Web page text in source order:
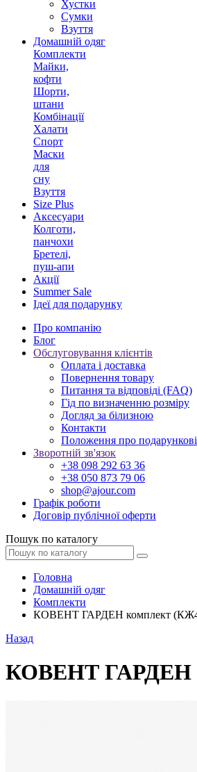
Хустки
Сумки
Взуття
Домашній одяг
Комплекти
Майки,
кофти
Шорти,
штани
Комбінації
Халати
Спорт
Маски
для
сну
Взуття
Size Plus
Аксесуари
Колготи,
панчохи
Бретелі,
пуш-апи
Акції
Summer Sale
Ідеї для подарунку
Про компанію
Блог
Обслуговування клієнтів
Оплата і доставка
Повернення товару
Питання та відповіді (FAQ)
Гід по визначенню розміру
Догляд за білизною
Контакти
Положення про
Зворотній зв'язок
+38 098 292 63 36
+38 050 873 79 06
shop@ajour.com
Графік роботи
Договір публічної оферти
Пошук по каталогу
Головна
Домашній одяг
Комплекти
КОВЕНТ ГАРДЕН комплект
Назад
КОВЕНТ ГАРДЕН